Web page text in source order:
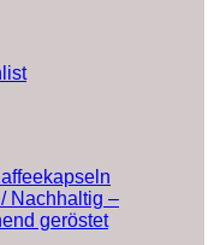
Nachhaltig –
geröstet